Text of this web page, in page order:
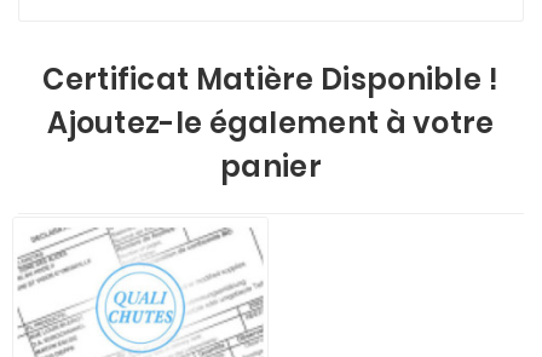
Certificat Matière Disponible !
Ajoutez-le également à votre
panier